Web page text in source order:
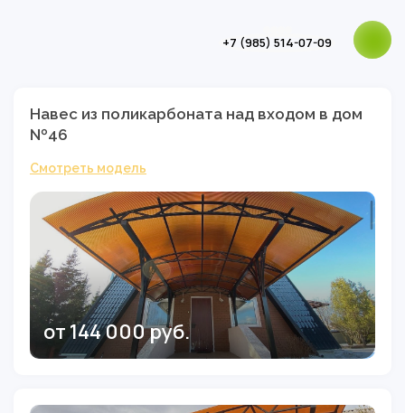
+7 (985) 514-07-09
Навес из поликарбоната над входом в дом
№46
Смотреть модель
от 144 000 руб.